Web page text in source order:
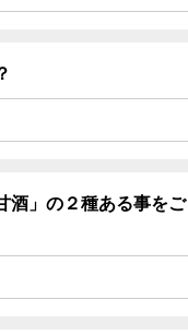
酒」の２種ある事をご